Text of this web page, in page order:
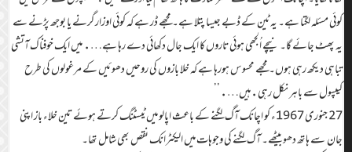
کوئی مسئلہ لگتا ہے۔ یہ ٹین کے ڈبے جیسا پتلا ہے۔ مجھے ڈر ہے کہ کوئی اوزار گرنے یا بوجھ پڑنے سے
یہ پھٹ جائے گا۔ نیچے اُلجھی ہوئی تاروں کا ایک جال دکھائی دے رہا ہے…. میں ایک خوفناک آتشی
تباہی دیکھ رہی ہوں۔ مجھے محسوس ہورہا ہے کہ خلا بازوں کی روحیں دھوئیں کے مرغولوں کی طرح
کیپسول سے باہر نکل رہی.ہیں….’’
27 جنوری 1967ء کو اچانک آگ لگنے کے باعث اپالو میں ٹیسٹنگ کرتے ہوئے تین خلاء باز اپنی
جان سے ہاتھ دھو بیٹھے۔ آگ لگنے کی وجوہات میں الیکٹرانک نقص بھی شامل تھا۔